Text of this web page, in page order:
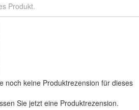
Produkt.
noch keine Produktrezension für dieses
Sie jetzt eine Produktrezension.